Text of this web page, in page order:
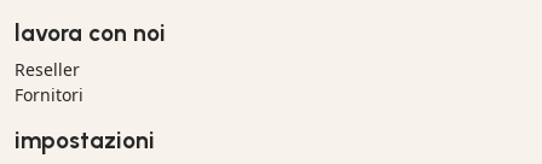
lavora con noi
Reseller
Fornitori
impostazioni